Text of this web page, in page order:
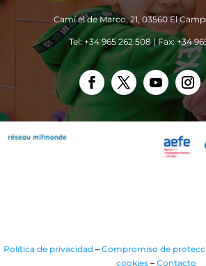
Camí el de Marco, 21, 03560 El
Tel: +34 965 262 508 | Fax: +34
Política de privacidad – Compromiso de
cookies– Contacto